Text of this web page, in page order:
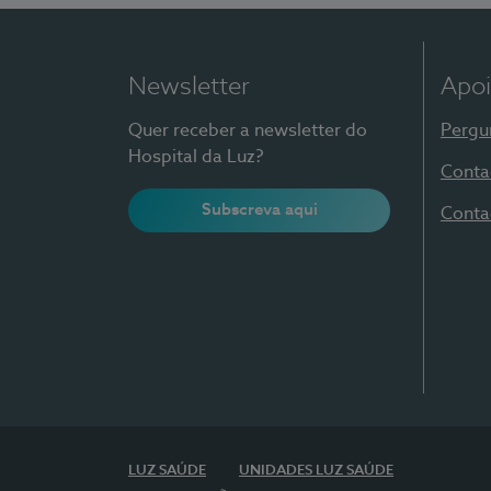
Newsletter
Quer receber a newsletter do
Hospital da Luz?
Subscreva aqui
LUZ SAÚDE UNIDADES LUZ SAÚDE